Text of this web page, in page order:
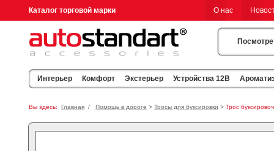
Каталог торговой марки О нас
Интерьер Комфорт Экстерьер Устройства 12В
Вы здесь: Главная / Помощь в дороге > Тросы для буксировки > Трос